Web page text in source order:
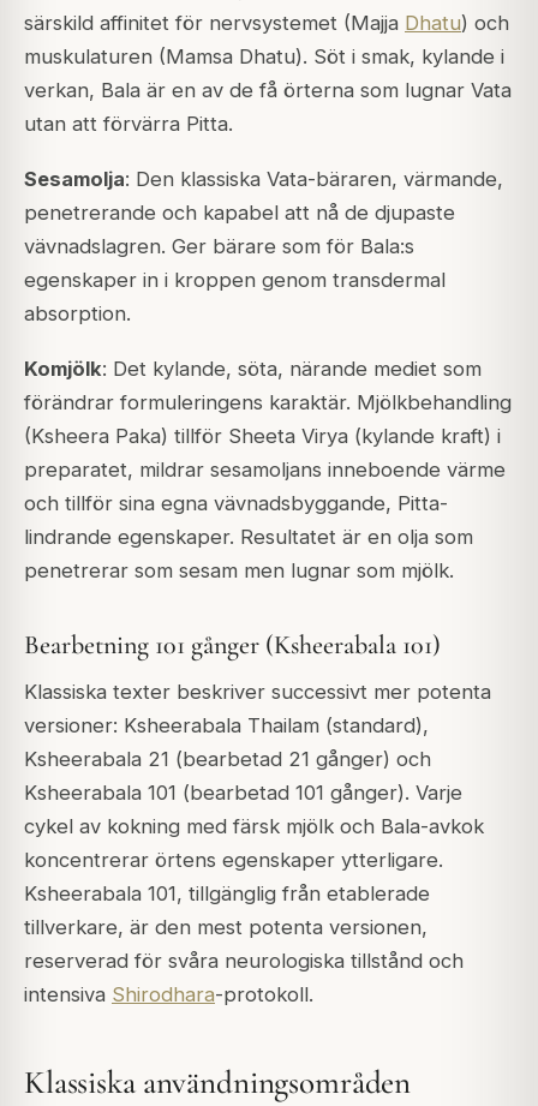
särskild affinitet för nervsystemet (Majja Dhatu) och
muskulaturen (Mamsa Dhatu). Söt i smak, kylande i
verkan, Bala är en av de få örterna som lugnar Vata
utan att förvärra Pitta.
Sesamolja: Den klassiska Vata-bäraren, värmande,
penetrerande och kapabel att nå de djupaste
vävnadslagren. Ger bärare som för Bala:s
egenskaper in i kroppen genom transdermal
absorption.
Komjölk: Det kylande, söta, närande mediet som
förändrar formuleringens karaktär. Mjölkbehandling
(Ksheera Paka) tillför Sheeta Virya (kylande kraft) i
preparatet, mildrar sesamoljans inneboende värme
och tillför sina egna vävnadsbyggande, Pitta-
lindrande egenskaper. Resultatet är en olja som
penetrerar som sesam men lugnar som mjölk.
Bearbetning 101 gånger (Ksheerabala 101)
Klassiska texter beskriver successivt mer potenta
versioner: Ksheerabala Thailam (standard),
Ksheerabala 21 (bearbetad 21 gånger) och
Ksheerabala 101 (bearbetad 101 gånger). Varje
cykel av kokning med färsk mjölk och Bala-avkok
koncentrerar örtens egenskaper ytterligare.
Ksheerabala 101, tillgänglig från etablerade
tillverkare, är den mest potenta versionen,
reserverad för svåra neurologiska tillstånd och
intensiva Shirodhara-protokoll.
Klassiska användningsområden